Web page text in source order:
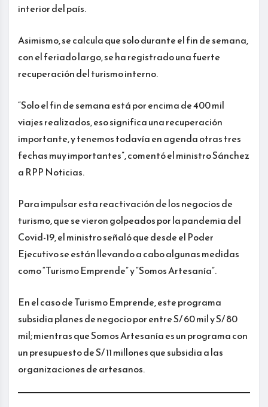
interior del país.
Asimismo, se calcula que solo durante el fin de semana,
con el feriado largo, se ha registrado una fuerte
recuperación del turismo interno.
“Solo el fin de semana está por encima de 400 mil
viajes realizados, eso significa una recuperación
importante, y tenemos todavía en agenda otras tres
fechas muy importantes”, comentó el ministro Sánchez
a RPP Noticias.
Para impulsar esta reactivación de los negocios de
turismo, que se vieron golpeados por la pandemia del
Covid-19, el ministro señaló que desde el Poder
Ejecutivo se están llevando a cabo algunas medidas
como “Turismo Emprende” y “Somos Artesanía”.
En el caso de Turismo Emprende, este programa
subsidia planes de negocio por entre S/ 60 mil y S/ 80
mil; mientras que Somos Artesanía es un programa con
un presupuesto de S/ 11 millones que subsidia a las
organizaciones de artesanos.